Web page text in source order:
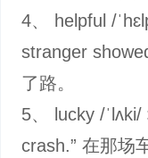
4、 helpful /
stranger
了路。
5、 lucky /
crash.” 在那场